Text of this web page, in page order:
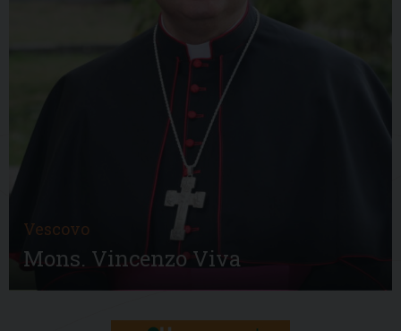
Vescovo
Mons. Vincenzo Viva